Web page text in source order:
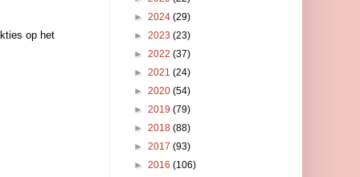
op het
► 2024 (29)
► 2023 (23)
► 2022 (37)
► 2021 (24)
► 2020 (54)
► 2019 (79)
► 2018 (88)
► 2017 (93)
► 2016 (106)